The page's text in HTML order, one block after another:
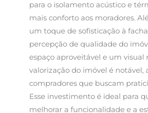
para o isolamento acústico e
mais conforto aos moradores.
um toque de sofisticação à
percepção de qualidade do
espaço aproveitável e um visual
valorização do imóvel é notável,
compradores que buscam
Esse investimento é ideal para
melhorar a funcionalidade e a